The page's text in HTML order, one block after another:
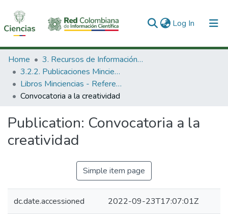
Log In (current)
Communities & Collections
All of DSpace
Statistics
Home
3. Recursos de Información Científica y Tecnológica
3.2.2. Publicaciones Minciencias
Libros Minciencias - Referenciales
Convocatoria a la creatividad
Publication: Convocatoria a la
creatividad
Simple item page
dc.date.accessioned 2022-09-23T17:07:01Z